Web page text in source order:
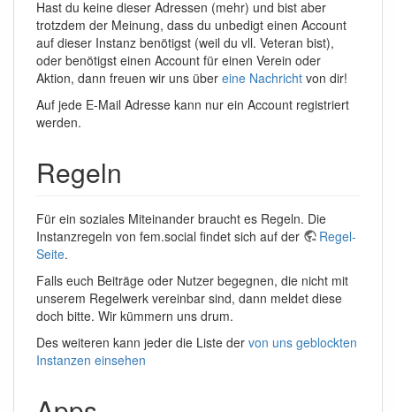
Hast du keine dieser Adressen (mehr) und bist aber
trotzdem der Meinung, dass du unbedigt einen Account
auf dieser Instanz benötigst (weil du vll. Veteran bist),
oder benötigst einen Account für einen Verein oder
Aktion, dann freuen wir uns über eine Nachricht von dir!
Auf jede E-Mail Adresse kann nur ein Account registriert
werden.
Regeln
Für ein soziales Miteinander braucht es Regeln. Die
Instanzregeln von fem.social findet sich auf der
Regel-
Seite.
Falls euch Beiträge oder Nutzer begegnen, die nicht mit
unserem Regelwerk vereinbar sind, dann meldet diese
doch bitte. Wir kümmern uns drum.
Des weiteren kann jeder die Liste der von uns geblockten
Instanzen einsehen